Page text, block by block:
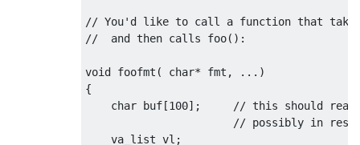
// You'd like to call a function that
//  and then calls foo():
void foofmt ( char* fmt ,
...)
{
char buf[100];
// this should
// possibly in
    va_list vl
;